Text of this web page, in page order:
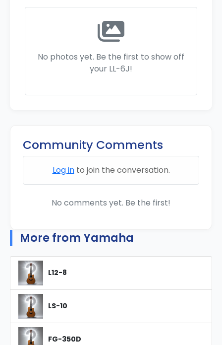
No photos yet. Be the first to show off
your LL-6J!
Community Comments
Log into join the conversation.
No comments yet. Be the first!
More from Yamaha
L12-8
LS-10
FG-350D